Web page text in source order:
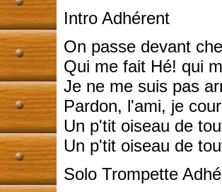
Intro Adhérent
On passe devant
Qui me fait Hé! qui
Je ne me suis pas
Pardon, l'ami, je
Un p'tit oiseau de
Un p'tit oiseau de
Solo Trompette